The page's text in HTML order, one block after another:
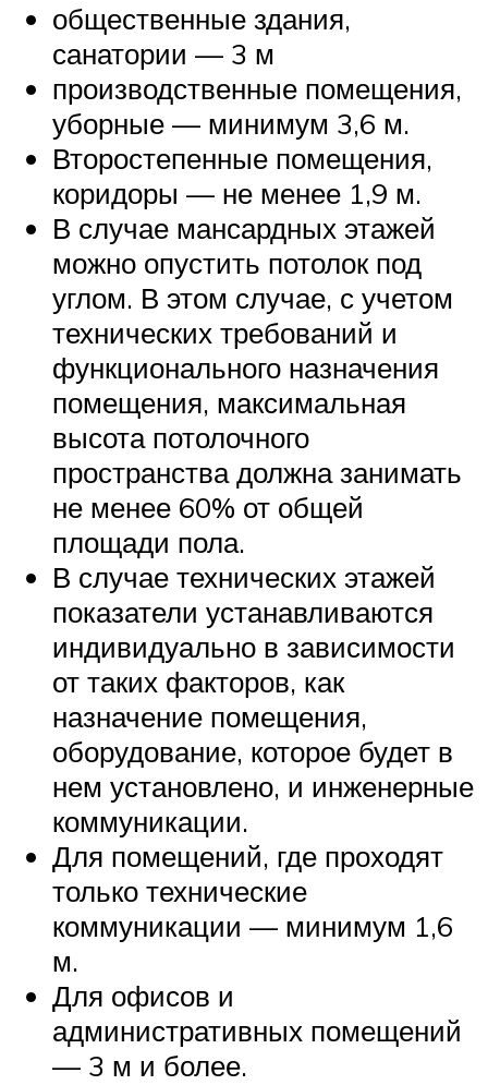
общественные здания,
санатории — 3 м
производственные помещения,
уборные — минимум 3,6 м.
Второстепенные помещения,
коридоры — не менее 1,9 м.
В случае мансардных этажей
можно опустить потолок под
углом. В этом случае, с учетом
технических требований и
функционального назначения
помещения, максимальная
высота потолочного
пространства должна занимать
не менее 60% от общей
площади пола.
В случае технических этажей
показатели устанавливаются
индивидуально в зависимости
от таких факторов, как
назначение помещения,
оборудование, которое будет в
нем установлено, и инженерные
коммуникации.
Для помещений, где проходят
только технические
коммуникации — минимум 1,6
м.
Для офисов и
административных помещений
— 3 м и более.